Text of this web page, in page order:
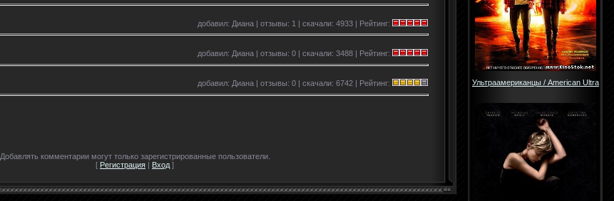
добавил: Диана | отзывы: 1 | скачали: 4933 | Рейтинг:
добавил: Диана | отзывы: 0 | скачали: 3488 | Рейтинг:
добавил: Диана | отзывы: 0 | скачали: 6742 | Рейтинг:
Добавлять комментарии могут только зарегистрированные пользователи.
[ Регистрация | Вход ]
Ультраамериканцы / American Ultra